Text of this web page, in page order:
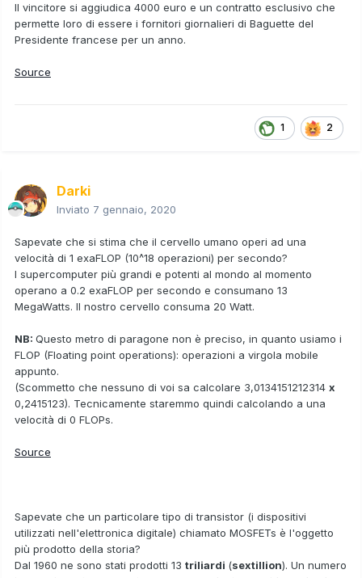
Il vincitore si aggiudica 4000 euro e un contratto esclusivo che
permette loro di essere i fornitori giornalieri di Baguette del
Presidente francese per un anno.
Source
1 2
Darki
Inviato 7 gennaio, 2020
Sapevate che si stima che il cervello umano operi ad una
velocità di 1 exaFLOP (10^18 operazioni) per secondo?
I supercomputer più grandi e potenti al mondo al momento
operano a 0.2 exaFLOP per secondo e consumano 13
MegaWatts. Il nostro cervello consuma 20 Watt.
NB: Questo metro di paragone non è preciso, in quanto usiamo i
FLOP (Floating point operations): operazioni a virgola mobile
appunto.
(Scommetto che nessuno di voi sa calcolare 3,0134151212314 x
0,2415123). Tecnicamente staremmo quindi calcolando a una
velocità di 0 FLOPs.
Source
Sapevate che un particolare tipo di transistor (i dispositivi
utilizzati nell'elettronica digitale) chiamato MOSFETs è l'oggetto
più prodotto della storia?
Dal 1960 ne sono stati prodotti 13 triliardi (sextillion). Un numero